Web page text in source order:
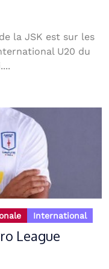
la JSK est sur les
U20 du
International
League